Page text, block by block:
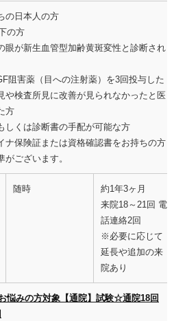
の日本人の方
の方
眼が新生血管型加齢黄斑変性と診断され
阻害薬（目への注射薬）を3回投与した
や検査所見に改善が見られなかったと医
方
しくは診断書の手配が可能な方
ナ保険証または資格確認書をお持ちの方
ございます。
随時
約1年3ヶ月
来院18～21回 電
話連絡2回
※必要に応じて
延長や追加の来
院あり
悩みの方対象【通院】試験☆通院18回